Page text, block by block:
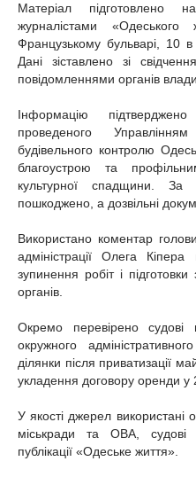
Матеріал підготовлено
журналістами
Французькому бульварі, 10
Дані зіставлено зі
повідомленнями органів
Інформацію
проведеного
будівельного контролю
благоустрою та
культурної спадщини. За
пошкоджено, а дозвільні
Використано коментар
адміністрації Олега
зупинення робіт і
органів.
Окремо перевірено судові
окружного
ділянки після приватизації
укладення договору оренди у
У якості джерел використані
міськради та ОВА, судові
публікації «Одеське життя».